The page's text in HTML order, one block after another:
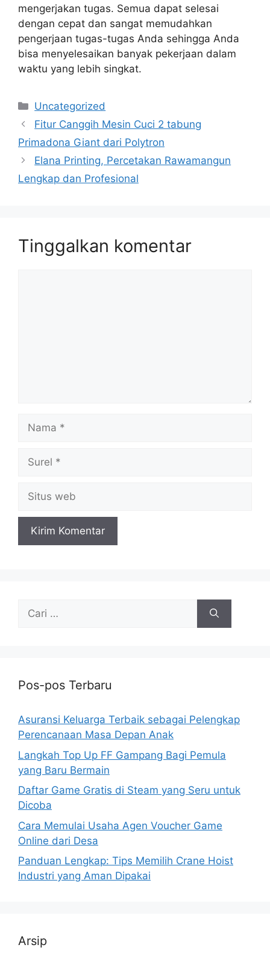
mengerjakan tugas. Semua dapat selesai
dengan cepat dan sangat memudahkan
pengerjaan tugas-tugas Anda sehingga Anda
bisa menyelesaikan banyak pekerjaan dalam
waktu yang lebih singkat.
Kategori
Uncategorized
Fitur Canggih Mesin Cuci 2 tabung
Primadona Giant dari Polytron
Elana Printing, Percetakan Rawamangun
Lengkap dan Profesional
Tinggalkan komentar
Nama
Surel
Situs
web
Cari
Pos-pos Terbaru
Asuransi Keluarga Terbaik sebagai Pelengkap
Perencanaan Masa Depan Anak
Langkah Top Up FF Gampang Bagi Pemula
yang Baru Bermain
Daftar Game Gratis di Steam yang Seru untuk
Dicoba
Cara Memulai Usaha Agen Voucher Game
Online dari Desa
Panduan Lengkap: Tips Memilih Crane Hoist
Industri yang Aman Dipakai
Arsip